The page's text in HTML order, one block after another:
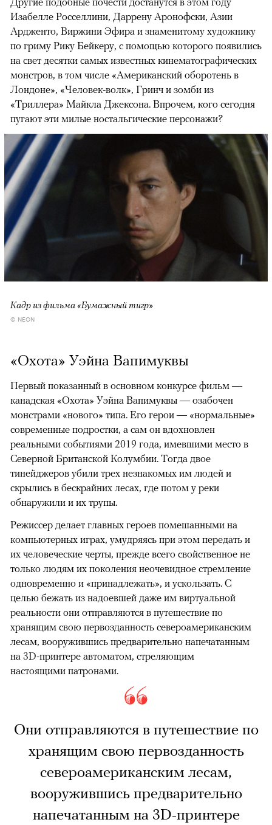
Изабелле Росселлини, Даррену Аронофски, Азии
Ардженто, Виржини Эфира и знаменитому художнику
по гриму Рику Бейкеру, с помощью которого появились
на свет десятки самых известных кинематографических
монстров, в том числе «Американский оборотень в
Лондоне», «Человек-волк», Гринч и зомби из
«Триллера» Майкла Джексона. Впрочем, кого сегодня
пугают эти милые ностальгические персонажи?
Кадр из фильма «Бумажный тигр»
© NEON
«Охота» Уэйна Вапимуквы
Первый показанный в основном конкурсе фильм —
канадская «Охота» Уэйна Вапимуквы — озабочен
монстрами «нового» типа. Его герои — «нормальные»
современные подростки, а сам он вдохновлен
реальными событиями 2019 года, имевшими место в
Северной Британской Колумбии. Тогда двое
тинейджеров убили трех незнакомых им людей и
скрылись в бескрайних лесах, где потом у реки
обнаружили и их трупы.
Режиссер делает главных героев помешанными на
компьютерных играх, умудряясь при этом передать и
их человеческие черты, прежде всего свойственное не
только людям их поколения неочевидное стремление
одновременно и «принадлежать», и ускользать. С
целью бежать из надоевшей даже им виртуальной
реальности они отправляются в путешествие по
хранящим свою первозданность североамериканским
лесам, вооружившись предварительно напечатанным
на 3D-принтере автоматом, стреляющим
настоящими патронами.
Они отправляются в путешествие по
хранящим свою первозданность
североамериканским лесам,
вооружившись предварительно
напечатанным на 3D-принтере